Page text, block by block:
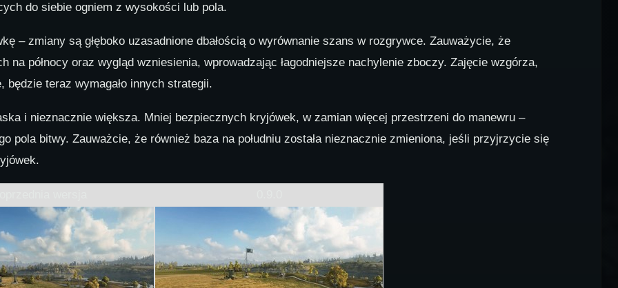
do siebie ogniem z wysokości lub pola.
– zmiany są głęboko uzasadnione dbałością o wyrównanie szans w rozgrywce. Zauważycie, że
na północy oraz wygląd wzniesienia, wprowadzając łagodniejsze nachylenie zboczy. Zajęcie wzgórza,
teraz wymagało innych strategii.
i nieznacznie większa. Mniej bezpiecznych kryjówek, w zamian więcej przestrzeni do manewru –
pola bitwy. Zauważcie, że również baza na południu została nieznacznie zmieniona, jeśli przyjrzycie się